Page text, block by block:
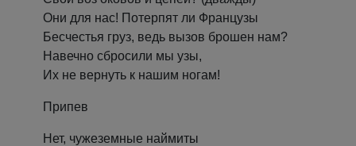
Они для нас! Потерпят ли Французы
Бесчестья груз, ведь вызов брошен нам?
Навечно сбросили мы узы,
Их не вернуть к нашим ногам!
Припев
Нет, чужеземные наймиты